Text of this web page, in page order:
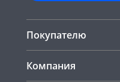
Покупателю
Компания